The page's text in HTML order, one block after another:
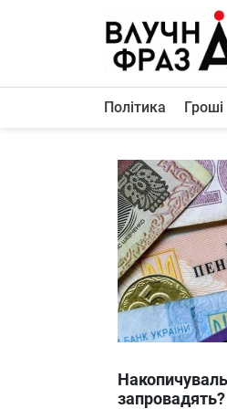
Політика
Життя
Лайфстайл
ТехноНаука
Людина
Корисності
Про нас
Політика Гроші
запровадять?